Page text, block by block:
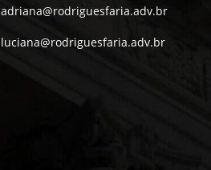
adriana@rodriguesfaria.adv.br
luciana@rodriguesfaria.adv.br